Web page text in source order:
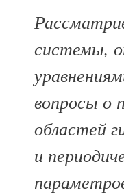
системы,
вопросы о
областей
и